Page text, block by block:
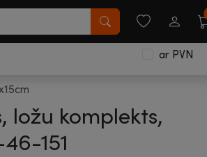
ar PVN
ložu komplekts,
151